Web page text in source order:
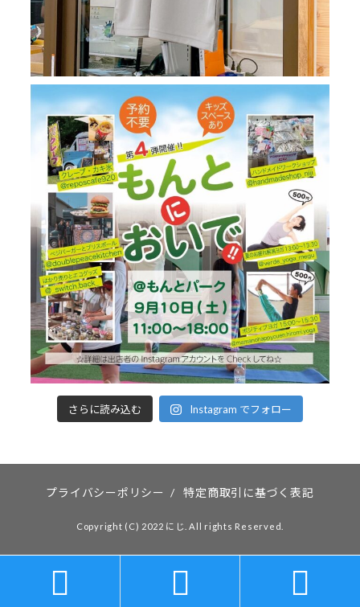
さらに読み込む Instagram でフォロー
プライバシーポリシー / 特定商取引に基づく表記
Copyright (C) 2022 にじ. All rights Reserved.
  